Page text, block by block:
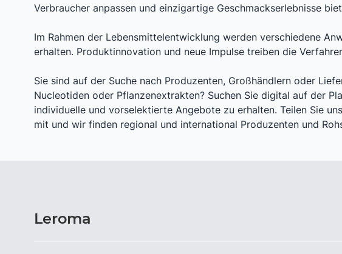
Verbraucher anpassen und einzigartige Geschmackserlebnisse
Im Rahmen der Lebensmittelentwicklung werden verschiedene
erhalten. Produktinnovation und neue Impulse treiben die
Sie sind auf der Suche nach Produzenten, Großhändlern oder
Nucleotiden oder Pflanzenextrakten? Suchen Sie digital auf der
individuelle und vorselektierte Angebote zu erhalten. Teilen Sie
mit und wir finden regional und international Produzenten und
Leroma